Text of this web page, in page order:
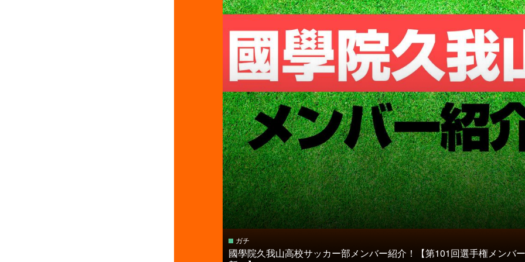
ガチ
國學院久我山高校サッカー部メンバー紹介！【第101回選手権メンバ